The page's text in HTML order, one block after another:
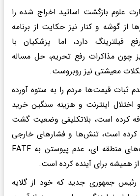
علوم بازگشت اساتید اخراج شده را
از گوشه و کنار نیز حکایت از برنامه
فیلترینگ دارد، اما پزشکیان با
چون مذاکرات رفع تحریم، حل مساله
معیشتی نیز روبروست.
ثبات قیمت‌ها مردم را به ستوه آورده
اینترنت و هزینه سنگین خرید
کرده است، بلاتکلیفی وضعیت گشت
کرده است، تنش‌ها و فشارهای خارجی
ناشی از تحریم، جنگ‌های منطقه ای، عدم پیوستن به FATF
از همیشه برای آینده کرده است.
رئیس جمهوری جدید که خود از گلایه